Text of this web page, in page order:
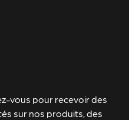
vous pour recevoir des
sur nos produits, des